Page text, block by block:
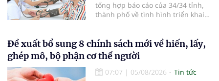
tổng hợp báo cáo của 34/34 tỉnh,
thành phố về tình hình triển khai
nhận 32.286.360 người, chiếm gần
30% dân số cả nước đã được khám
sức khỏe định kỳ năm nay.
Đề xuất bổ sung 8 chính sách mới về hiến, lấy,
ghép mô, bộ phận cơ thể người
07:07 | 05/08/2026
Tin tức